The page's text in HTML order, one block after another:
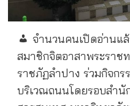
จำนวนคนเปิดอ่านแล้
สมาชิกจิตอาสาพระราช
ราชภัฏลำปาง ร่วมกิจก
บริเวณถนนโดยรอบสำนั